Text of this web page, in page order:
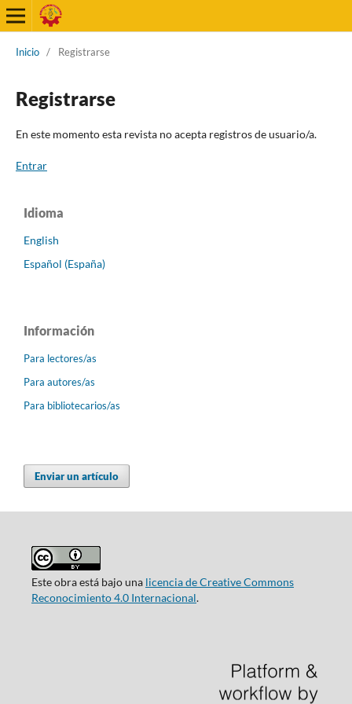
Inicio / Registrarse
Registrarse
En este momento esta revista no acepta registros de usuario/a.
Entrar
Idioma
English
Español (España)
Información
Para lectores/as
Para autores/as
Para bibliotecarios/as
Enviar un artículo
Este obra está bajo una licencia de Creative Commons
Reconocimiento 4.0 Internacional.